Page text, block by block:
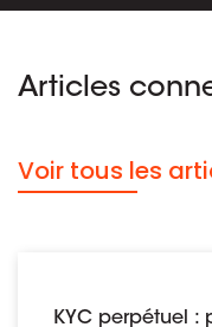
Articles
Voir tous les
KYC perpétuel :